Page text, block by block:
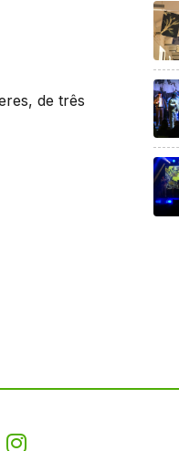
de três
Facebook
Instagram